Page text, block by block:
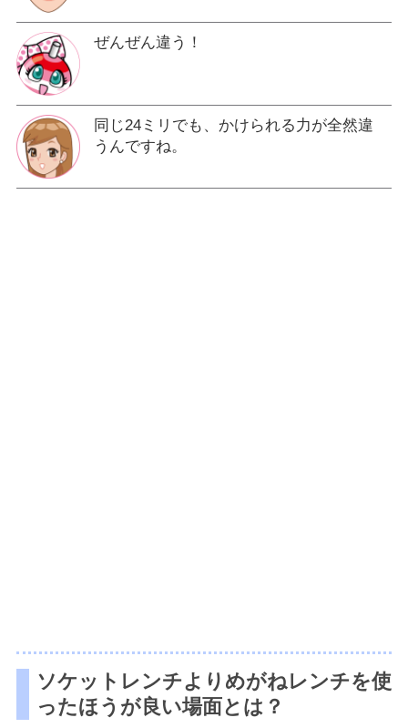
ぜんぜん違う！
同じ24ミリでも、かけられる力が全然違
うんですね。
ソケットレンチよりめがねレンチを使
ったほうが良い場面とは？